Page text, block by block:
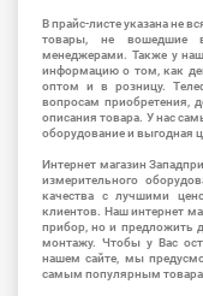
В прайс-листе указана не
товары, не вошедшие
менеджерами. Также у
информацию о том, как
оптом и в розницу.
вопросам приобретения,
описания товара. У нас
оборудование и выгодная
Интернет магазин
измерительного
качества с лучшими
клиентов. Наш интернет
прибор, но и предложить
монтажу. Чтобы у Вас
нашем сайте, мы
самым популярным